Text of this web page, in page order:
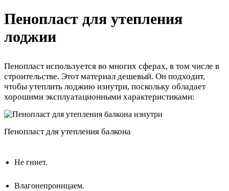
Пенопласт для утепления
лоджии
Пенопласт используется во многих сферах, в том числе в
строительстве. Этот материал дешевый. Он подходит,
чтобы утеплить лоджию изнутри, поскольку обладает
хорошими эксплуатационными характеристиками:
Пенопласт для утепления балкона
Не гниет.
Влагонепроницаем.